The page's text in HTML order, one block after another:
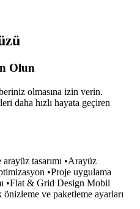
Olun
olmasına izin verin.
daha hızlı hayata geçiren
arayüz tasarımı •Arayüz
•Proje uygulama
•Flat & Grid Design Mobil
ve paketleme ayarları